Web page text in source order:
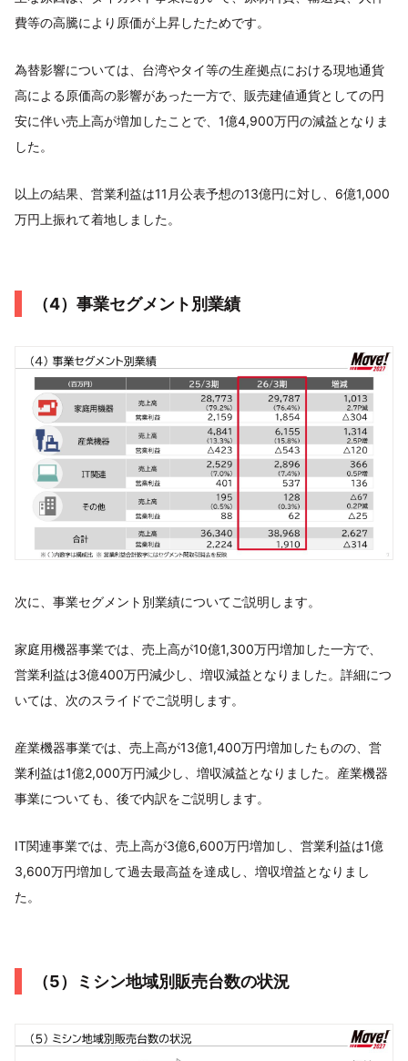
費等の高騰により原価が上昇したためです。
為替影響については、台湾やタイ等の生産拠点における現地通貨
高による原価高の影響があった一方で、販売建値通貨としての円
安に伴い売上高が増加したことで、1億4,900万円の減益となりま
した。
以上の結果、営業利益は11月公表予想の13億円に対し、6億1,000
万円上振れて着地しました。
（4）事業セグメント別業績
次に、事業セグメント別業績についてご説明します。
家庭用機器事業では、売上高が10億1,300万円増加した一方で、
営業利益は3億400万円減少し、増収減益となりました。詳細につ
いては、次のスライドでご説明します。
産業機器事業では、売上高が13億1,400万円増加したものの、営
業利益は1億2,000万円減少し、増収減益となりました。産業機器
事業についても、後で内訳をご説明します。
IT関連事業では、売上高が3億6,600万円増加し、営業利益は1億
3,600万円増加して過去最高益を達成し、増収増益となりまし
た。
（5）ミシン地域別販売台数の状況